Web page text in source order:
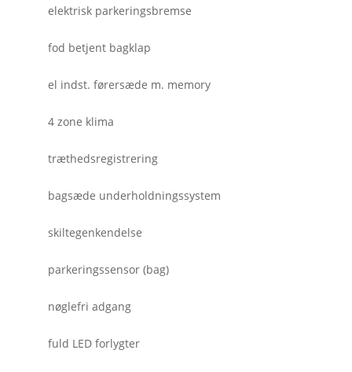
elektrisk parkeringsbremse
fod betjent bagklap
el indst. førersæde m. memory
4 zone klima
træthedsregistrering
bagsæde underholdningssystem
skiltegenkendelse
parkeringssensor (bag)
nøglefri adgang
fuld LED forlygter